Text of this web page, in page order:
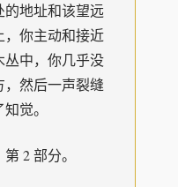
地址和该望远
，你主动和接近
丛中，你几乎没
然后一声裂缝
觉。
2 部分。